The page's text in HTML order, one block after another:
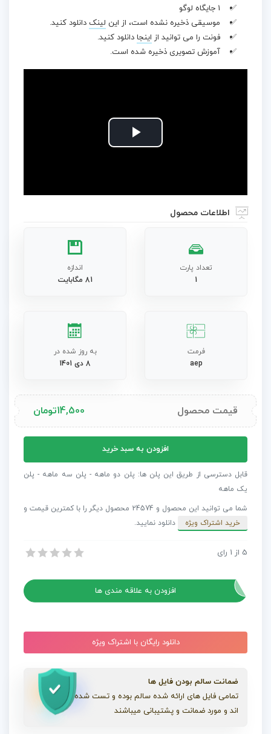
1 جایگاه لوگو
موسیقی ذخیره نشده است، از این لینک دانلود کنید.
فونت را می توانید از اینجا دانلود کنید.
آموزش تصویری ذخیره شده است.
Play
اطلاعات محصول
تعداد پارت
1
اندازه
81 مگابایت
فرمت
aep
به روز شده در
8 دی 1401
قیمت محصول 14,500تومان
تریلر
سینمایی
افزودن به سبد خرید
قابل دسترسی از طریق این پلن ها: پلن دو ماهه - پلن سه ماهه - پلن
یک ماهه
شما می توانید این محصول و 24574 محصول دیگر را با کمترین قیمت و
خرید اشتراک ویژه
دانلود نمایید.
پروژه افترافکت تریلر سینمایی
5 از 1 رای
افزودن به علاقه مندی ها
دانلود رایگان با اشتراک ویژه
ضمانت سالم بودن فایل ها
تمامی فایل های ارائه شده سالم بوده و تست شده
اند و مورد ضمانت و پشتیبانی میباشند